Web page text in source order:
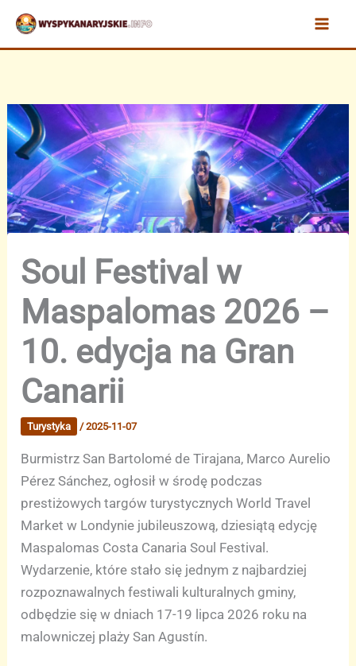
Przejdź
treści
Soul Festival w
Maspalomas 2026 –
10. edycja na Gran
Canarii
Turystyka /2025-11-07
Burmistrz San Bartolomé de Tirajana, Marco Aurelio
Pérez Sánchez, ogłosił w środę podczas
prestiżowych targów turystycznych World Travel
Market w Londynie jubileuszową, dziesiątą edycję
Maspalomas Costa Canaria Soul Festival.
Wydarzenie, które stało się jednym z najbardziej
rozpoznawalnych festiwali kulturalnych gminy,
odbędzie się w dniach 17-19 lipca 2026 roku na
malowniczej plaży San Agustín.